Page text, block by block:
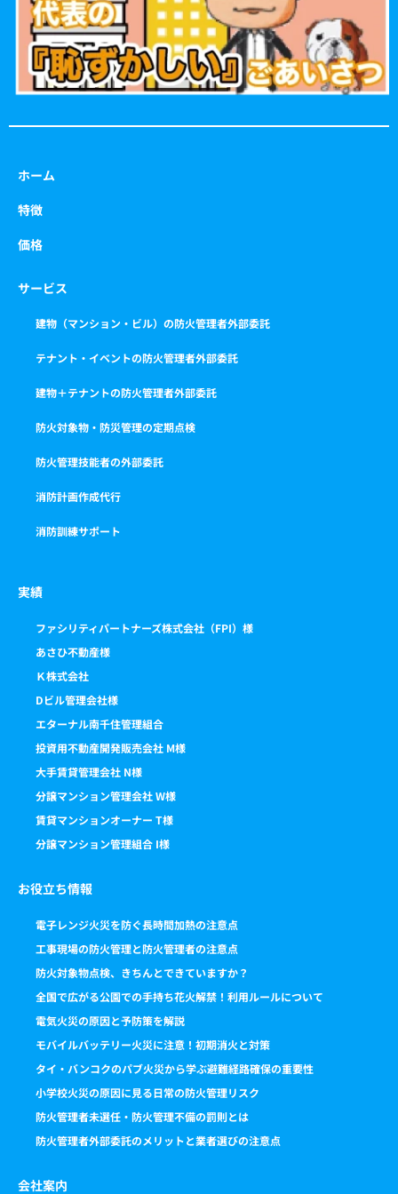
m
ホーム
特徴
価格
サービス
建物（マンション・ビル）の防火管理者外部委託
テナント・イベントの防火管理者外部委託
建物＋テナントの防火管理者外部委託
防火対象物・防災管理の定期点検
防火管理技能者の外部委託
消防計画作成代行
消防訓練サポート
実績
ファシリティパートナーズ株式会社（FPI）様
あさひ不動産様
Ｋ株式会社
Dビル管理会社様
エターナル南千住管理組合
投資用不動産開発販売会社 M様
大手賃貸管理会社 N様
分譲マンション管理会社 W様
賃貸マンションオーナー T様
分譲マンション管理組合 I様
お役立ち情報
電子レンジ火災を防ぐ長時間加熱の注意点
工事現場の防火管理と防火管理者の注意点
防火対象物点検、きちんとできていますか？
全国で広がる公園での手持ち花火解禁！利用ルールについて
電気火災の原因と予防策を解説
モバイルバッテリー火災に注意！初期消火と対策
タイ・バンコクのパブ火災から学ぶ避難経路確保の重要性
小学校火災の原因に見る日常の防火管理リスク
防火管理者未選任・防火管理不備の罰則とは
防火管理者外部委託のメリットと業者選びの注意点
会社案内